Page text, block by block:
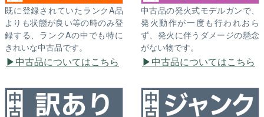
既に登録されていたランクA品
よりも状態が良い等の時のみ登
録する、ランクAの中でも特に
きれいな中古品です。
中古品についてはこちら
中古品の発火式モデルガンで、
発火動作が一度も行われおら
ず、発火に伴うダメージの懸念
がない物です。
中古品についてはこちら